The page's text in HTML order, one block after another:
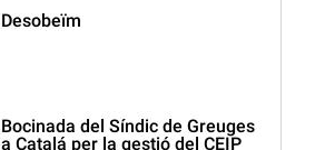
Desobeïm
Bocinada del Síndic de Greuges
a Catalá per la gestió del CEIP